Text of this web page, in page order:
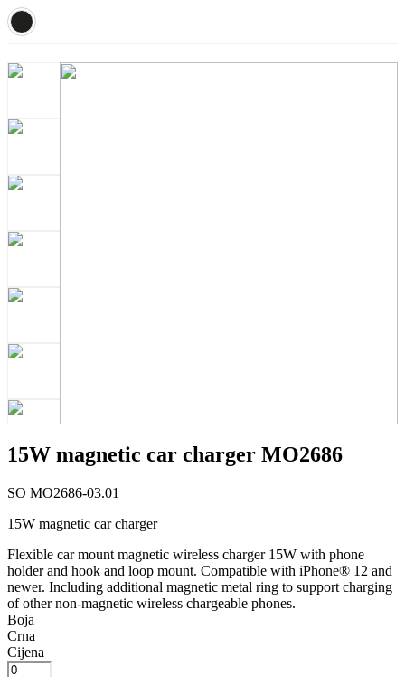
15W magnetic car charger MO2686
SO MO2686-03.01
15W magnetic car charger
Flexible car mount magnetic wireless charger 15W with phone
holder and hook and loop mount. Compatible with iPhone® 12 and
newer. Including additional magnetic metal ring to support charging
of other non-magnetic wireless chargeable phones.
Boja
Crna
Cijena